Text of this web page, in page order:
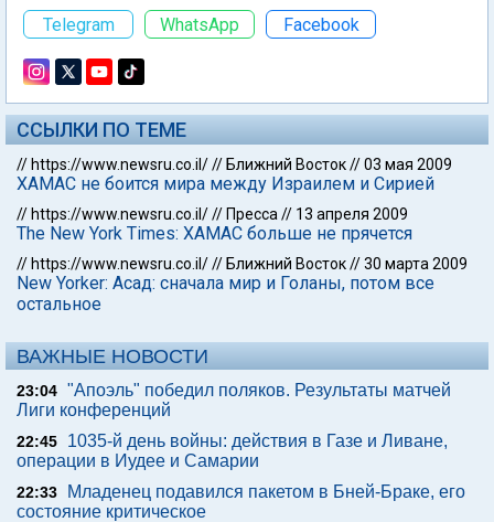
Telegram
WhatsApp Facebook
ССЫЛКИ ПО ТЕМЕ
// https://www.newsru.co.il/// Ближний Восток//03 мая 2009
ХАМАС не боится мира между Израилем и Сирией
// https://www.newsru.co.il/// Пресса // 13 апреля 2009
The New York Times: ХАМАС больше не прячется
// https://www.newsru.co.il/// Ближний Восток//30 марта 2009
New Yorker: Асад: сначала мир и Голаны, потом все
остальное
ВАЖНЫЕ НОВОСТИ
23:04 "Апоэль" победил поляков. Результаты матчей
Лиги конференций
22:45
1035-й день войны: действия в Газе и Ливане,
операции в Иудее и Самарии
22:33
Младенец подавился пакетом в Бней-Браке, его
состояние критическое